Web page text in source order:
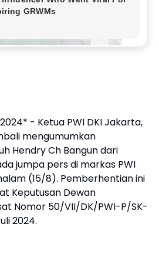
- Ketua PWI DKI Jakarta,
mengumumkan
Hendry Ch Bangun dari
jumpa pers di markas PWI
(15/8). Pemberhentian ini
Keputusan Dewan
Nomor 50/VII/DK/PWI-P/SK-
2024.